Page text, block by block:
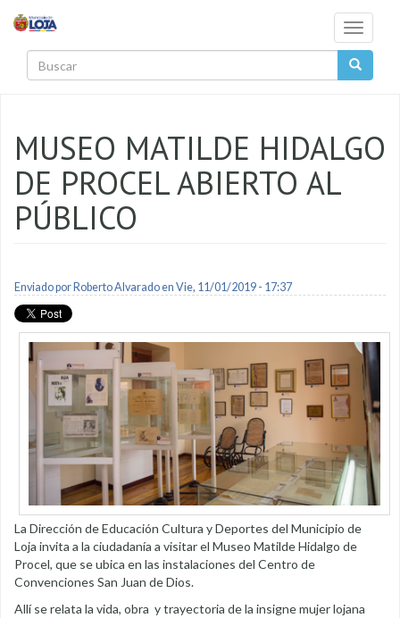
Toggle
MUSEO MATILDE HIDALGO
DE PROCEL ABIERTO AL
PÚBLICO
Enviado por Roberto Alvaradoen Vie, 11/01/2019 - 17:37
La Dirección de Educación Cultura y Deportes del Municipio de
Loja invita a la ciudadanía a visitar el Museo Matilde Hidalgo de
Procel, que se ubica en las instalaciones del Centro de
Convenciones San Juan de Dios.
Allí se relata la vida, obra y trayectoria de la insigne mujer lojana